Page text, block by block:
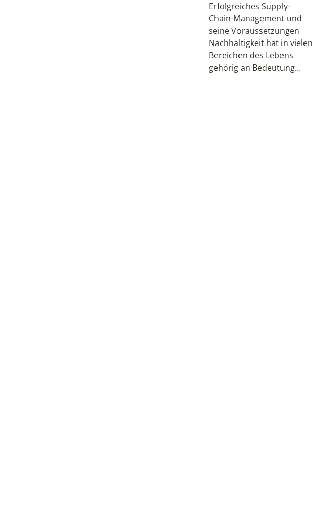
Erfolgreiches Supply-
Chain-Management und
seine Voraussetzungen
Nachhaltigkeit hat in vielen
Bereichen des Lebens
gehörig an Bedeutung…